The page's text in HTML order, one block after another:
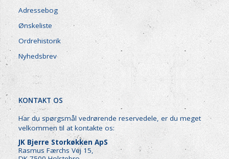
Adressebog
Ønskeliste
Ordrehistorik
Nyhedsbrev
KONTAKT OS
Har du spørgsmål vedrørende reservedele, er du meget
velkommen til at kontakte os:
JK Bjerre Storkøkken ApS
Rasmus Færchs Vej 15,